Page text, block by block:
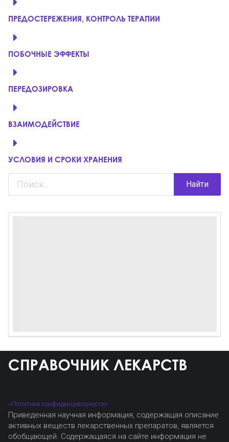
ПРЕДОСТЕРЕЖЕНИЯ, КОНТРОЛЬ ТЕРАПИИ
ПОБОЧНЫЕ ЭФФЕКТЫ
ПЕРЕДОЗИРОВКА
ВЗАИМОДЕЙСТВИЕ
УСЛОВИЯ И СРОКИ ХРАНЕНИЯ
Найти
«Политика конфиденциальности»
Приведенная научная информация, содержащая описание
активных веществ лекарственных препаратов, является
обобщающей. Содержащаяся на сайте информация не